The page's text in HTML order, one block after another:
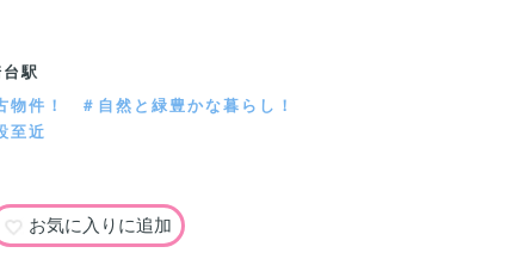
駅
物件！
＃自然と緑豊かな暮らし！
至近
お気に入りに追加